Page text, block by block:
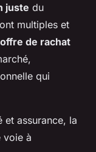
juste du
multiples et
offre de rachat
qui
et assurance, la
voie à